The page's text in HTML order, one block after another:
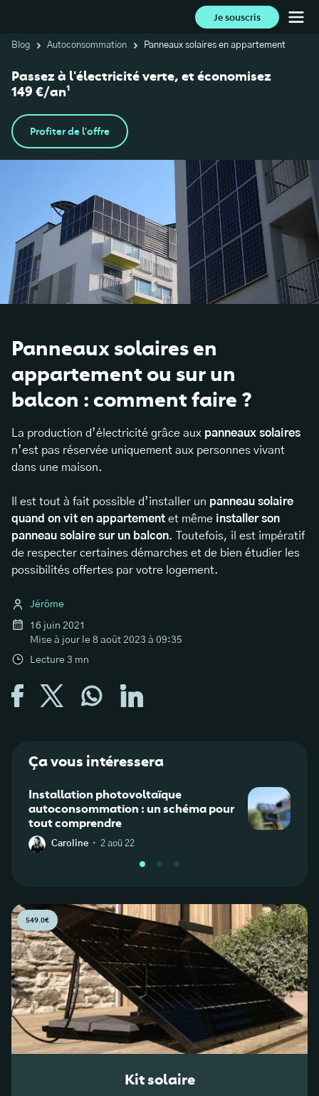
Je souscris
Blog Autoconsommation Panneaux solaires en appartement
Passez à l'électricité verte, et économisez
149 €/an¹
Profiter de l'offre
Panneaux solaires en
appartement ou sur un
balcon : comment faire ?
La production d’électricité grâce aux panneaux solaires
n’est pas réservée uniquement aux personnes vivant
dans une maison.
Il est tout à fait possible d’installer un panneau solaire
quand on vit en appartement et même installer son
panneau solaire sur un balcon. Toutefois, il est impératif
de respecter certaines démarches et de bien étudier les
possibilités offertes par votre logement.
Jérôme
16 juin 2021
Mise à jour le 8 août 2023 à 09:35
Lecture 3 mn
Ça vous intéressera
Installation photovoltaïque
autoconsommation : un schéma pour
tout comprendre
Caroline · 2 aoû 22
Kit solaire
549.0€